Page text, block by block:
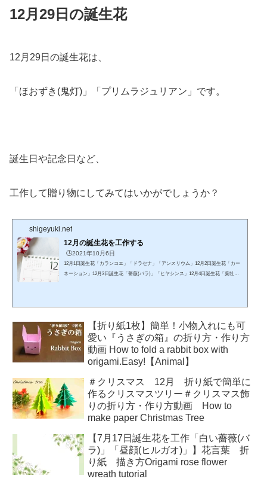
12月29日の誕生花
12月29日の誕生花は、
「ほおずき(鬼灯)」「プリムラジュリアン」です。
誕生日や記念日など、
工作して贈り物にしてみてはいかがでしょうか？
shigeyuki.net
12月の誕生花を工作する
🕒️2021年10月6日
12月1日誕生花「カランコエ」「ドラセナ」「アンスリウム」12月2日誕生花「カー
ネーション」12月3日誕生花「薔薇(バラ)」「ヒヤシンス」12月4日誕生花「葉牡丹
月11日誕生花「白い薔薇(バラ)」「ヒヤシンス」12月12日...
【折り紙1枚】簡単！小物入れにも可
愛い『うさぎの箱』の折り方・作り方
動画 How to fold a rabbit box with
origami.Easy!【Animal】
＃クリスマス 12月 折り紙で簡単に
作るクリスマスツリー＃クリスマス飾
りの折り方・作り方動画 How to
make paper Christmas Tree
【7月17日誕生花を工作「白い薔薇(バ
ラ)」「昼顔(ヒルガオ)」】花言葉 折
り紙 描き方Origami rose flower
wreath tutorial